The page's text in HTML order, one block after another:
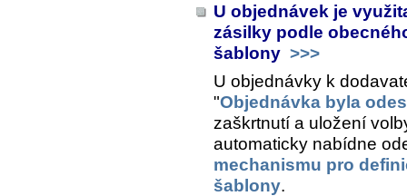
U objednávek je
zásilky podle
šablony >>>
U objednávky k
"Objednávka byla
zaškrtnutí a uložení
automaticky nabídne
mechanismu pro
šablony.